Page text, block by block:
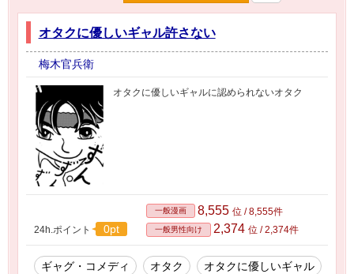
オタクに優しいギャル許さない
梅木官兵衛
オタクに優しいギャルに認められないオタク
24h.ポイント 0pt
一般漫画 8,555 位 / 8,555件
一般男性向け 2,374 位 / 2,374件
ギャグ・コメディ オタク オタクに優しいギャル